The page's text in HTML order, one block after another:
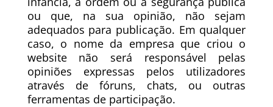
ou que, na sua opinião, não sejam
adequados para publicação. Em qualquer
caso, o nome da empresa que criou o
website não será responsável pelas
opiniões expressas pelos utilizadores
através de fóruns, chats, ou outras
ferramentas de participação.